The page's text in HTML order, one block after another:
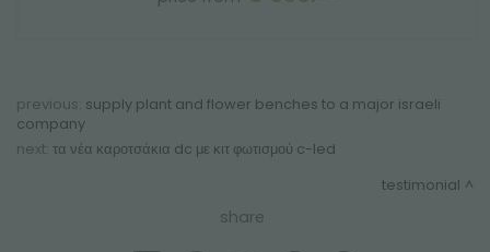
previous: supply plant and flower benches to a major israeli
company
next: τα νέα καροτσάκια dc με κιτ φωτισμού c-led
testimonial
share